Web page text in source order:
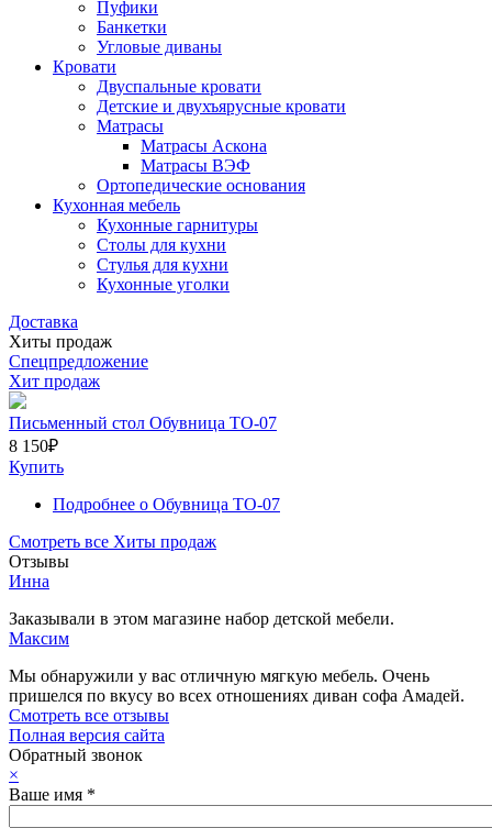
Пуфики
Банкетки
Угловые диваны
Кровати
Двуспальные кровати
Детские и двухъярусные кровати
Матрасы
Матрасы Аскона
Матрасы ВЭФ
Ортопедические основания
Кухонная мебель
Кухонные гарнитуры
Столы для кухни
Стулья для кухни
Кухонные уголки
Доставка
Хиты продаж
Спецпредложение
Хит продаж
Письменный стол Обувница ТО-07
8 150₽
Купить
Подробнее о Обувница ТО-07
Смотреть все Хиты продаж
Отзывы
Инна
Заказывали в этом магазине набор детской мебели.
Максим
Мы обнаружили у вас отличную мягкую мебель. Очень
пришелся по вкусу во всех отношениях диван софа Амадей.
Смотреть все отзывы
Полная версия сайта
Обратный звонок
×
Ваше имя *